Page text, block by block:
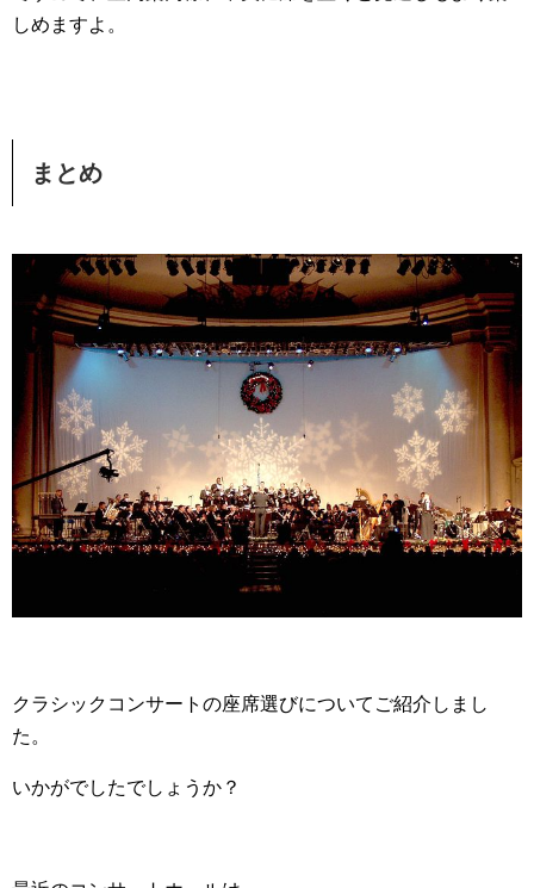
しめますよ。
まとめ
クラシックコンサートの座席選びについてご紹介しまし
た。
いかがでしたでしょうか？